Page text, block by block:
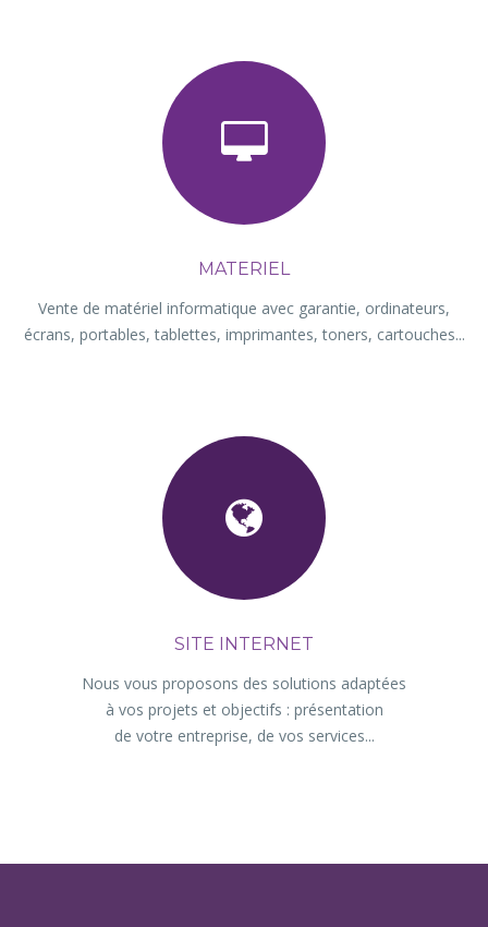
MATERIEL
Vente de matériel informatique avec garantie, ordinateurs,
écrans, portables, tablettes, imprimantes, toners, cartouches...
SITE INTERNET
Nous vous proposons des solutions adaptées
à vos projets et objectifs : présentation
de votre entreprise, de vos services...